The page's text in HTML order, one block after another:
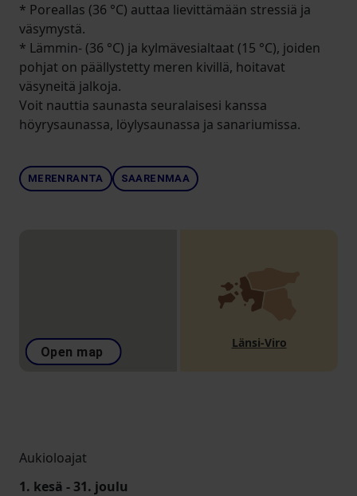
* Poreallas (36 °C) auttaa lievittämään stressiä ja
väsymystä.
* Lämmin- (36 °C) ja kylmävesialtaat (15 °C), joiden
pohjat on päällystetty meren kivillä, hoitavat
väsyneitä jalkoja.
Voit nauttia saunasta seuralaisesi kanssa
höyrysaunassa, löylysaunassa ja sanariumissa.
MERENRANTA SAARENMAA
Open map
Länsi-Viro
Aukioloajat
1. kesä - 31. joulu